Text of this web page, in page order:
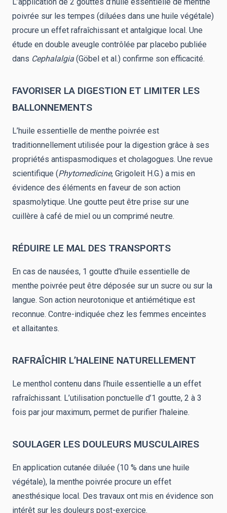
poivrée sur les tempes (diluées dans une huile végétale)
procure un effet rafraîchissant et antalgique local. Une
étude en double aveugle contrôlée par placebo publiée
dans Cephalalgia (Göbel et al.) confirme son efficacité.
FAVORISER LA DIGESTION ET LIMITER LES
BALLONNEMENTS
L’huile essentielle de menthe poivrée est
traditionnellement utilisée pour la digestion grâce à ses
propriétés antispasmodiques et cholagogues. Une revue
scientifique (Phytomedicine, Grigoleit H.G.) a mis en
évidence des éléments en faveur de son action
spasmolytique. Une goutte peut être prise sur une
cuillère à café de miel ou un comprimé neutre.
RÉDUIRE LE MAL DES TRANSPORTS
En cas de nausées, 1 goutte d’huile essentielle de
menthe poivrée peut être déposée sur un sucre ou sur la
langue. Son action neurotonique et antiémétique est
reconnue. Contre-indiquée chez les femmes enceintes
et allaitantes.
RAFRAÎCHIR L’HALEINE NATURELLEMENT
Le menthol contenu dans l’huile essentielle a un effet
rafraîchissant. L’utilisation ponctuelle d’1 goutte, 2 à 3
fois par jour maximum, permet de purifier l’haleine.
SOULAGER LES DOULEURS MUSCULAIRES
En application cutanée diluée (10 % dans une huile
végétale), la menthe poivrée procure un effet
anesthésique local. Des travaux ont mis en évidence son
intérêt sur les douleurs post-exercice.